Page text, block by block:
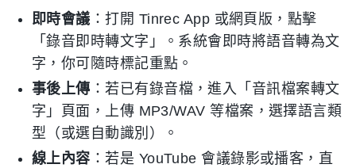
即時會議 ：打開 Tinrec App 或網頁版，點擊
「錄音即時轉文字」。系統會即時將語音轉為文
字，你可隨時標記重點。
事後上傳 ：若已有錄音檔，進入「音訊檔案轉文
字」頁面，上傳 MP3/WAV 等檔案，選擇語言類
型（或選自動識別）。
線上內容 ：若是 YouTube 會議錄影或播客，直